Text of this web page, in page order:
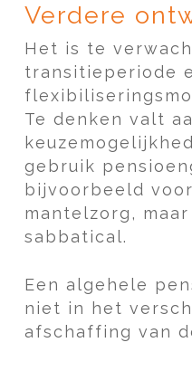
Verdere
Het is te
transitieperiode
Te denken valt
gebruik
bijvoorbeeld
mantelzorg,
sabbatical.
Een algehele
niet in het
afschaffing van